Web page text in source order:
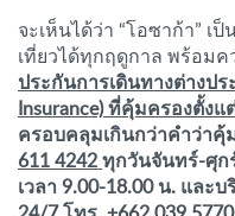
จะเห็นได้ว่า “โอซาก้า” เ
เที่ยวได้ทุกฤดูกาล พร้อม
ประกันการเดินทางต่างปร
Insurance) ที่คุ้มครองตั้ง
ครอบคลุมเกินกว่าคำว่าคุ้
611 4242ทุกวันจันทร์-ศุก
เวลา 9.00-18.00 น. และ